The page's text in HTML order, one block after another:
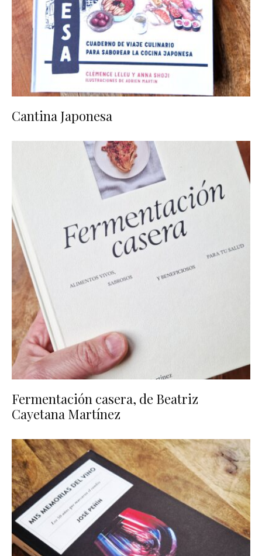
Cantina Japonesa
Fermentación casera, de Beatriz
Cayetana Martínez